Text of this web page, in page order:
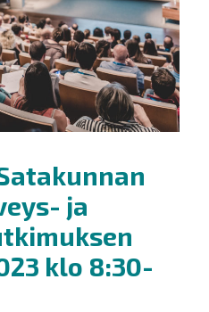
ja
klo 8:30-